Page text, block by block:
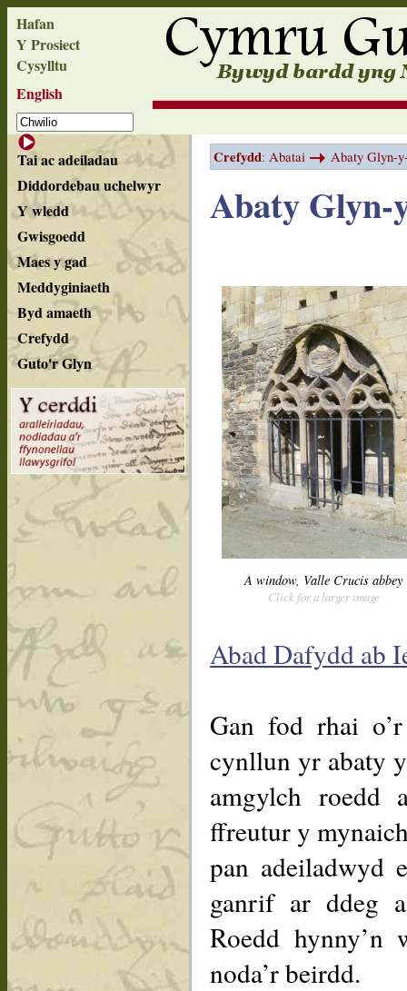
Hafan
Y Prosiect
Cysylltu
English
Tai ac adeiladau
Diddordebau uchelwyr
Y wledd
Gwisgoedd
Maes y gad
Meddyginiaeth
Byd amaeth
Crefydd
Guto'r Glyn
Crefydd: Abatai Abaty Glyn-
Abaty Glyn-
A window, Valle Crucis abbey
Click for a larger image
Abad Dafydd ab
Gan fod rhai
cynllun yr abaty
amgylch roedd
ffreutur y
pan adeiladwyd
ganrif ar ddeg
Roedd
noda’r beirdd.